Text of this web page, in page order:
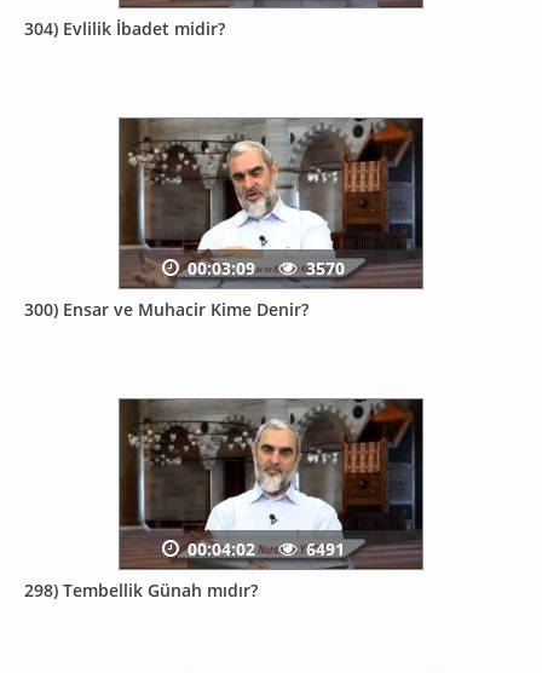
304) Evlilik İbadet midir?
300) Ensar ve Muhacir Kime Denir?
00:03:09 3570
298) Tembellik Günah mıdır?
00:04:02 6491